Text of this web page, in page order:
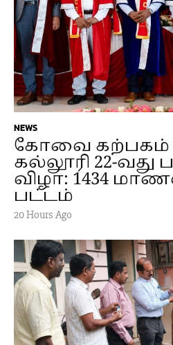
NEWS
கோவை கற்பகம்
கல்லூரி 22-வது
விழா: 1434
பட்டம்
20 Hours Ago